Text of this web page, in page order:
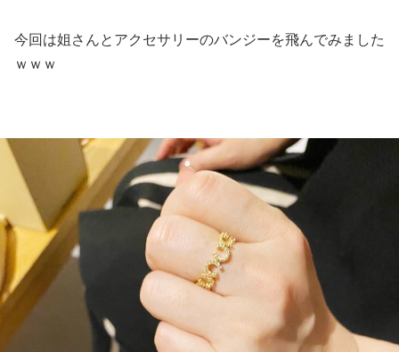
今回は姐さんとアクセサリーのバンジーを飛んでみました
ｗｗｗ